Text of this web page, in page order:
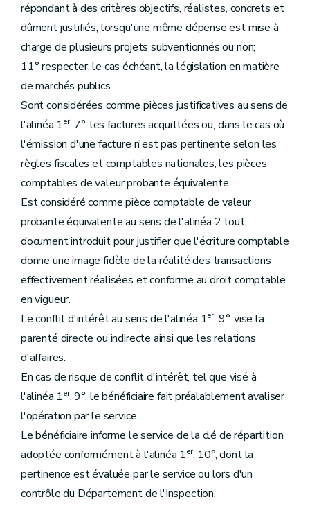
répondant à des critères objectifs, réalistes, concrets et
dûment justifiés, lorsqu'une même dépense est mise à
charge de plusieurs projets subventionnés ou non;
11° respecter, le cas échéant, la législation en matière
de marchés publics.
Sont considérées comme pièces justificatives au sens de
l'alinéa 1er, 7°, les factures acquittées ou, dans le cas où
l'émission d'une facture n'est pas pertinente selon les
règles fiscales et comptables nationales, les pièces
comptables de valeur probante équivalente.
Est considéré comme pièce comptable de valeur
probante équivalente au sens de l'alinéa 2 tout
document introduit pour justifier que l'écriture comptable
donne une image fidèle de la réalité des transactions
effectivement réalisées et conforme au droit comptable
en vigueur.
Le conflit d'intérêt au sens de l'alinéa 1er, 9°, vise la
parenté directe ou indirecte ainsi que les relations
d'affaires.
En cas de risque de conflit d'intérêt, tel que visé à
l'alinéa 1er, 9°, le bénéficiaire fait préalablement avaliser
l'opération par le service.
Le bénéficiaire informe le service de la clé de répartition
adoptée conformément à l'alinéa 1er, 10°, dont la
pertinence est évaluée par le service ou lors d'un
contrôle du Département de l'Inspection.